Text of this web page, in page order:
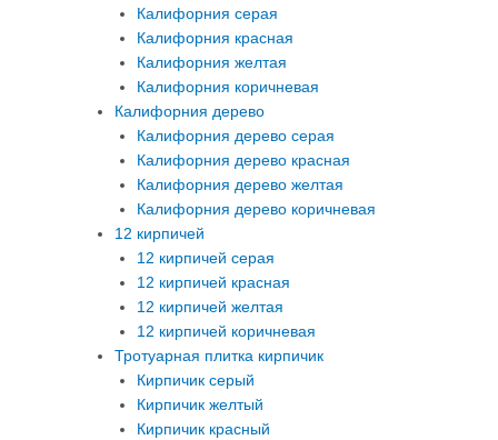
Калифорния серая
Калифорния красная
Калифорния желтая
Калифорния коричневая
Калифорния дерево
Калифорния дерево серая
Калифорния дерево красная
Калифорния дерево желтая
Калифорния дерево коричневая
12 кирпичей
12 кирпичей серая
12 кирпичей красная
12 кирпичей желтая
12 кирпичей коричневая
Тротуарная плитка кирпичик
Кирпичик серый
Кирпичик желтый
Кирпичик красный